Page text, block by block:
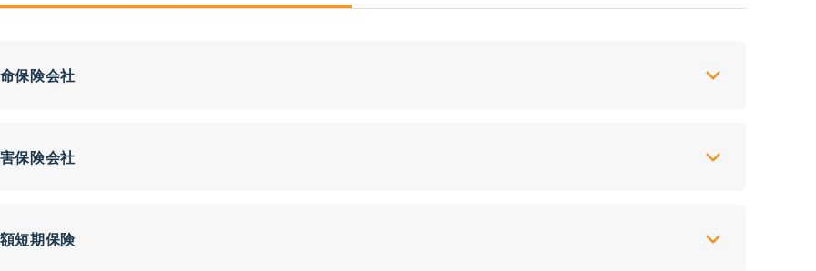
保険会社
保険会社
短期保険